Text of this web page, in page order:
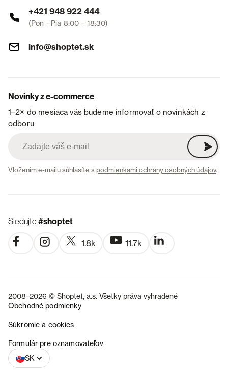
+421 948 922 444
(Pon - Pia 8:00 – 18:30)
info@shoptet.sk
Novinky z e-commerce
1–2× do mesiaca vás budeme informovať o novinkách z
odboru
Vložením e-mailu súhlasíte spodmienkami ochrany osobných údajov.
Sledujte#shoptet
1.8k 11.7k
2008–2026 © Shoptet, a.s. Všetky práva vyhradené
Obchodné podmienky
Súkromie a cookies
Formulár pre oznamovateľov
SK